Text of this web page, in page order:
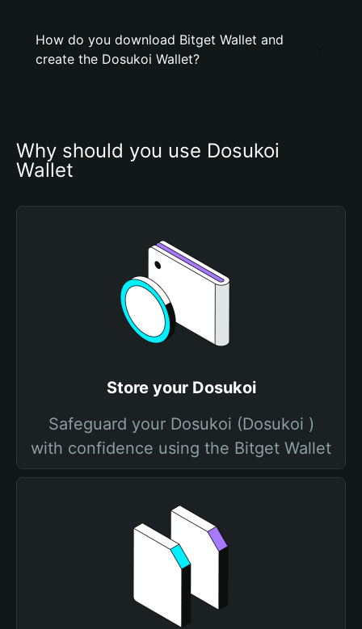
How do you download Bitget Wallet and
create the Dosukoi Wallet?
Why should you use Dosukoi
Wallet
Store your Dosukoi
Safeguard your Dosukoi (Dosukoi )
with confidence using the Bitget Wallet